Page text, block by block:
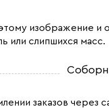
изображение и
или слипшихся масс.
заказов через